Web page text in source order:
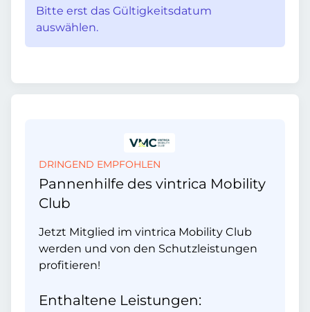
Bitte erst das Gültigkeitsdatum
auswählen.
DRINGEND EMPFOHLEN
Pannenhilfe des vintrica Mobility
Club
Jetzt Mitglied im vintrica Mobility Club
werden und von den Schutzleistungen
profitieren!
Enthaltene Leistungen: